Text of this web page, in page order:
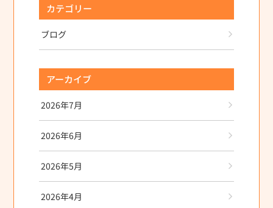
カテゴリー
ブログ
アーカイブ
2026年7月
2026年6月
2026年5月
2026年4月